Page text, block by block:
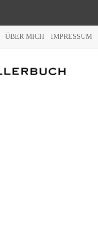
ÜBER MICH IMPRESSUM